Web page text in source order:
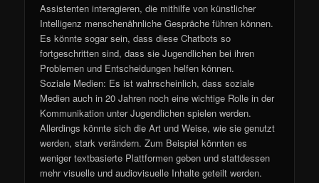
Assistenten interagieren, die mithilfe von künstlicher
Intelligenz menschenähnliche Gespräche führen können.
Es könnte sogar sein, dass diese Chatbots so
fortgeschritten sind, dass sie Jugendlichen bei ihren
Problemen und Entscheidungen helfen können.
Soziale Medien: Es ist wahrscheinlich, dass soziale
Medien auch in 20 Jahren noch eine wichtige Rolle in der
Kommunikation unter Jugendlichen spielen werden.
Allerdings könnte sich die Art und Weise, wie sie genutzt
werden, stark verändern. Zum Beispiel könnten es
weniger textbasierte Plattformen geben und stattdessen
mehr visuelle und audiovisuelle Inhalte geteilt werden.